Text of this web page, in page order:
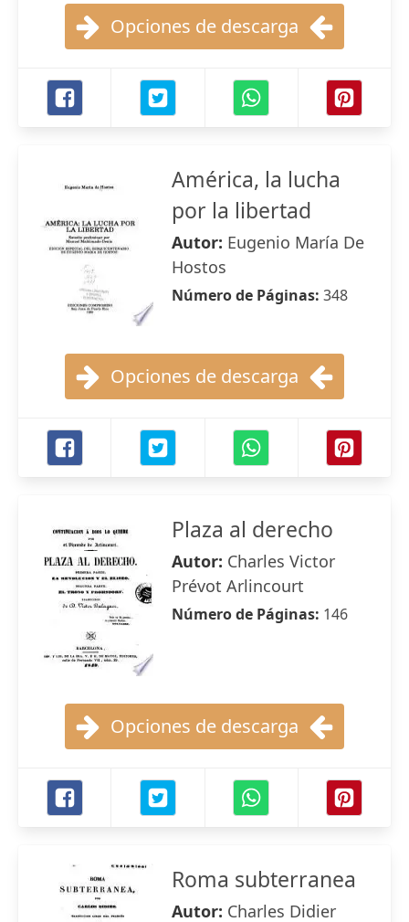
Opciones de descarga
América, la lucha
por la libertad
Autor: Eugenio María De
Hostos
Número de Páginas: 348
Opciones de descarga
Plaza al derecho
Autor: Charles Victor
Prévot Arlincourt
Número de Páginas: 146
Opciones de descarga
Roma subterranea
Autor: Charles Didier